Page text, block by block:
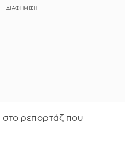
στο ρεπορτάζ που